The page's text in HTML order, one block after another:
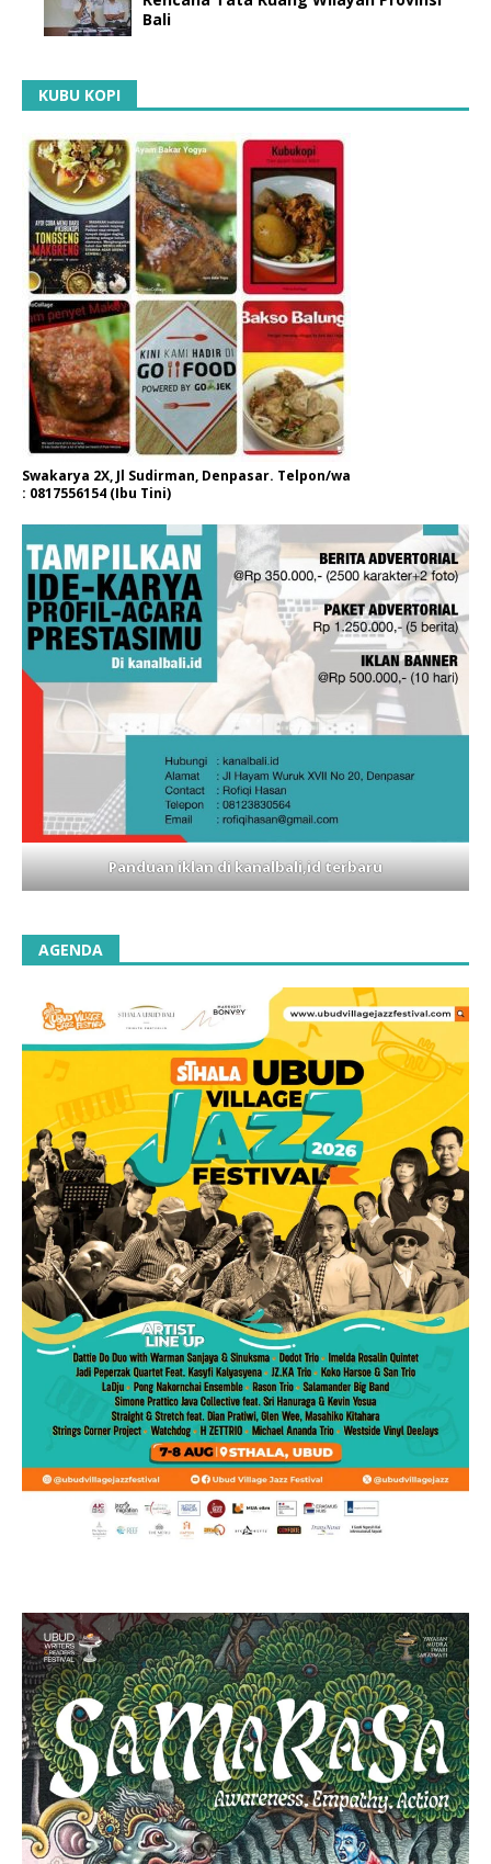
Bali
KUBU KOPI
Swakarya 2X, Jl Sudirman, Denpasar. Telpon/wa
: 0817556154 (Ibu Tini)
Panduan iklan di kanalbali,id terbaru
AGENDA